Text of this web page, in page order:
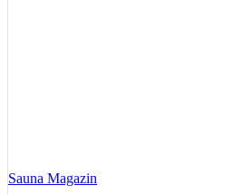
Sauna Magazin